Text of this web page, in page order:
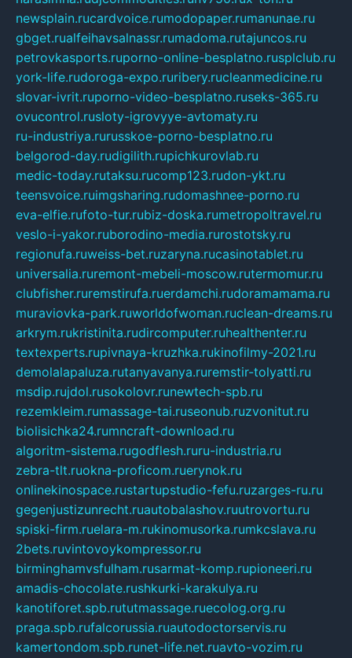
newsplain.rucardvoice.rumodopaper.rumanunae.ru
gbget.rualfeihavsalnassr.rumadoma.rutajuncos.ru
petrovkasports.ruporno-online-besplatno.rusplclub.ru
york-life.rudoroga-expo.ruribery.rucleanmedicine.ru
slovar-ivrit.ruporno-video-besplatno.ruseks-365.ru
ovucontrol.rusloty-igrovyye-avtomaty.ru
ru-industriya.rurusskoe-porno-besplatno.ru
belgorod-day.rudigilith.rupichkurovlab.ru
medic-today.rutaksu.rucomp123.rudon-ykt.ru
teensvoice.ruimgsharing.rudomashnee-porno.ru
eva-elfie.rufoto-tur.rubiz-doska.rumetropoltravel.ru
veslo-i-yakor.ruborodino-media.rurostotsky.ru
regionufa.ruweiss-bet.ruzaryna.rucasinotablet.ru
universalia.ruremont-mebeli-moscow.rutermomur.ru
clubfisher.ruremstirufa.ruerdamchi.rudoramamama.ru
muraviovka-park.ruworldofwoman.ruclean-dreams.ru
arkrym.rukristinita.rudircomputer.ruhealthenter.ru
textexperts.rupivnaya-kruzhka.rukinofilmy-2021.ru
demolalapaluza.rutanyavanya.ruremstir-tolyatti.ru
msdip.rujdol.rusokolovr.runewtech-spb.ru
rezemkleim.rumassage-tai.ruseonub.ruzvonitut.ru
biolisichka24.rumncraft-download.ru
algoritm-sistema.rugodflesh.ruru-industria.ru
zebra-tlt.ruokna-proficom.ruerynok.ru
onlinekinospace.rustartupstudio-fefu.ruzarges-ru.ru
gegenjustizunrecht.ruautobalashov.ruutrovortu.ru
spiski-firm.ruelara-m.rukinomusorka.rumkcslava.ru
2bets.ruvintovoykompressor.ru
birminghamvsfulham.rusarmat-komp.rupioneeri.ru
amadis-chocolate.rushkurki-karakulya.ru
kanotiforet.spb.rututmassage.ruecolog.org.ru
praga.spb.rufalcorussia.ruautodoctorservis.ru
kamertondom.spb.runet-life.net.ruavto-vozim.ru